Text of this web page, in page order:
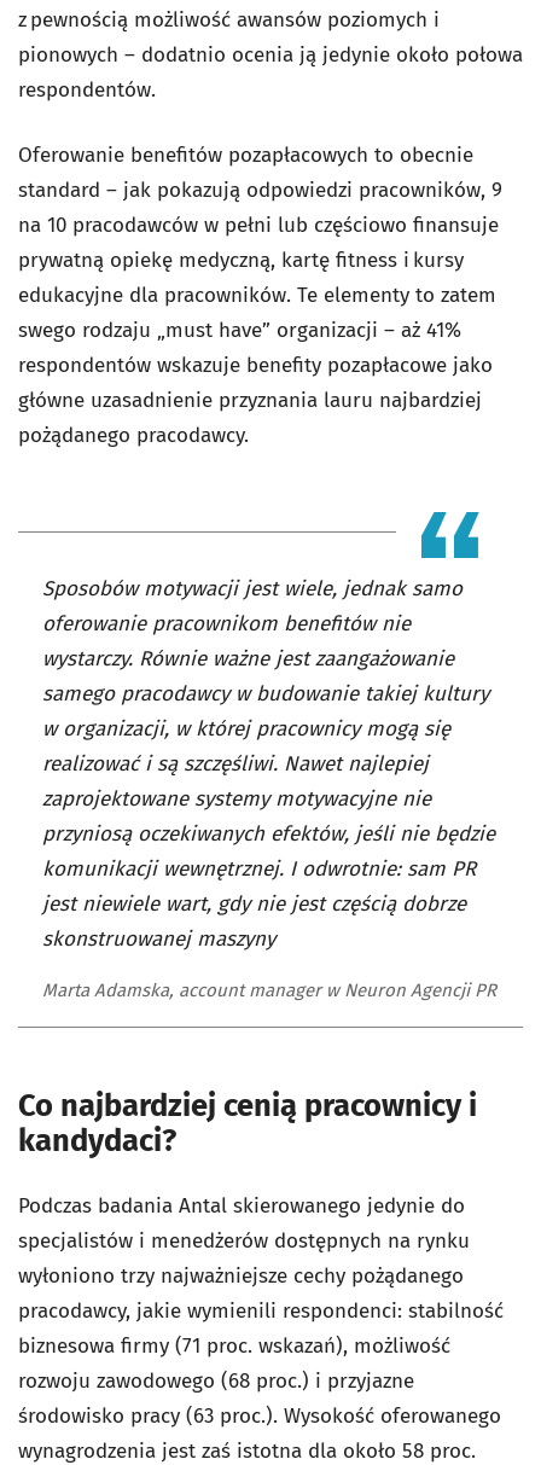
z pewnością możliwość awansów poziomych i
pionowych – dodatnio ocenia ją jedynie około połowa
respondentów.
Oferowanie benefitów pozapłacowych to obecnie
standard – jak pokazują odpowiedzi pracowników, 9
na 10 pracodawców w pełni lub częściowo finansuje
prywatną opiekę medyczną, kartę fitness i kursy
edukacyjne dla pracowników. Te elementy to zatem
swego rodzaju „must have” organizacji – aż 41%
respondentów wskazuje benefity pozapłacowe jako
główne uzasadnienie przyznania lauru najbardziej
pożądanego pracodawcy.
Sposobów motywacji jest wiele, jednak samo
oferowanie pracownikom benefitów nie
wystarczy. Równie ważne jest zaangażowanie
samego pracodawcy w budowanie takiej kultury
w organizacji, w której pracownicy mogą się
realizować i są szczęśliwi. Nawet najlepiej
zaprojektowane systemy motywacyjne nie
przyniosą oczekiwanych efektów, jeśli nie będzie
komunikacji wewnętrznej. I odwrotnie: sam PR
jest niewiele wart, gdy nie jest częścią dobrze
skonstruowanej maszyny
Marta Adamska, account manager w Neuron Agencji PR
Co najbardziej cenią pracownicy i
kandydaci?
Podczas badania Antal skierowanego jedynie do
specjalistów i menedżerów dostępnych na rynku
wyłoniono trzy najważniejsze cechy pożądanego
pracodawcy, jakie wymienili respondenci: stabilność
biznesowa firmy (71 proc. wskazań), możliwość
rozwoju zawodowego (68 proc.) i przyjazne
środowisko pracy (63 proc.). Wysokość oferowanego
wynagrodzenia jest zaś istotna dla około 58 proc.